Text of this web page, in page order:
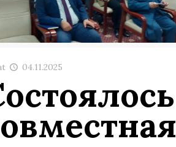
04.11.2025